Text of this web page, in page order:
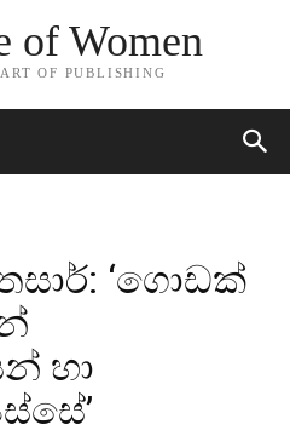
of Women
OF PUBLISHING
‘ගොඩක්
හා